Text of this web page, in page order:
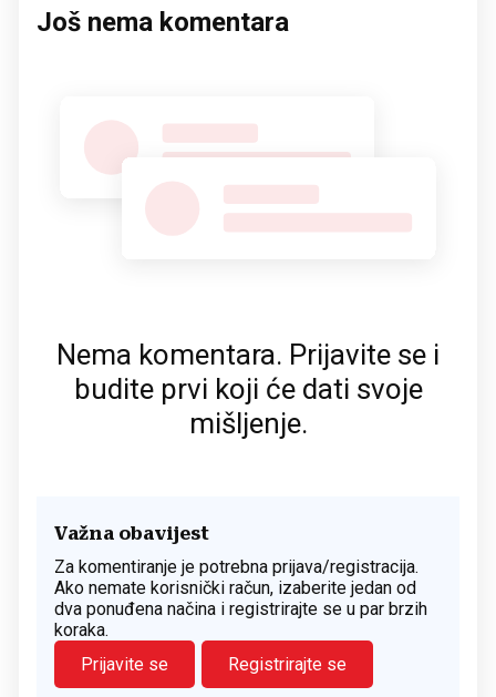
Još nema komentara
Nema komentara. Prijavite se i
budite prvi koji će dati svoje
mišljenje.
Važna obavijest
Za komentiranje je potrebna prijava/registracija.
Ako nemate korisnički račun, izaberite jedan od
dva ponuđena načina i registrirajte se u par brzih
koraka.
Prijavite se
Registrirajte se